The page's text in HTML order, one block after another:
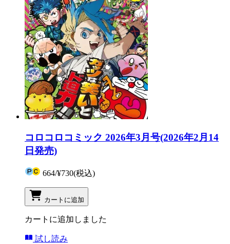
コロコロコミック 2026年3月号(2026年2月14
日発売)
664/¥730(税込)
カートに追加
カートに追加しました
試し読み